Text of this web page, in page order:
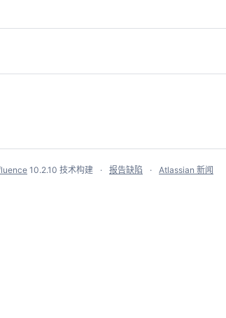
10.2.10 技术构建 报告缺陷 Atlassian 新闻